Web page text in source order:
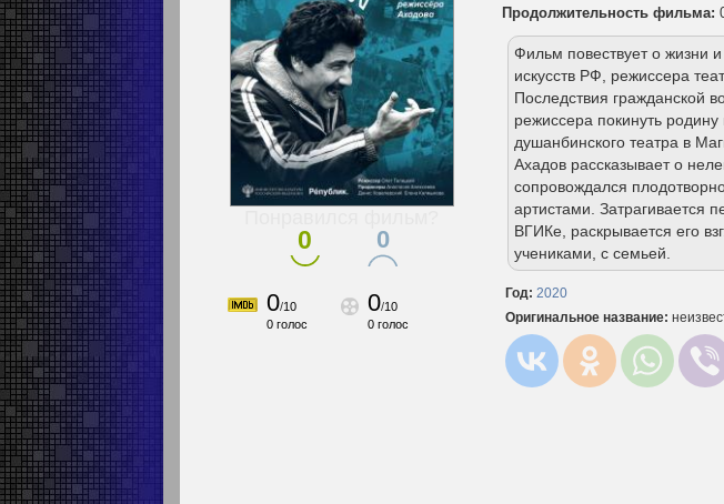
0 0
0/10
0 голос
0/10
0 голос
Продолжительность фильма:
Фильм повествует о жизни
искусств РФ, режиссера
Последствия гражданской
режиссера покинуть
душанбинского театра в
Ахадов рассказывает о
сопровождался
артистами. Затрагивается
ВГИКе, раскрывается его
учениками, с семьей.
Год: 2020
Оригинальное название: